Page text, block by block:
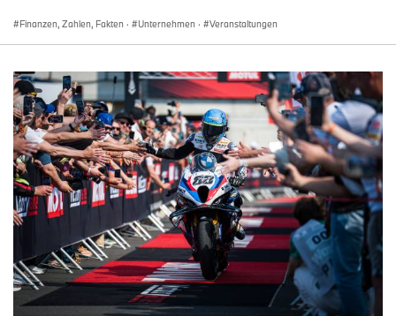
Finanzen, Zahlen, Fakten · Unternehmen · Veranstaltungen